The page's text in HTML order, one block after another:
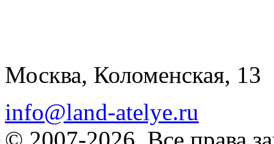
Москва, Коломенская, 13
info@land-atelye.ru